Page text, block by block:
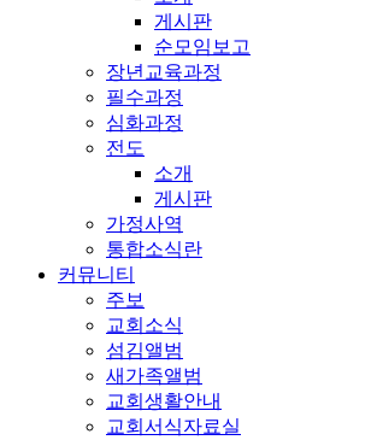
게시판
순모임보고
장년교육과정
필수과정
심화과정
전도
소개
게시판
가정사역
통합소식란
커뮤니티
주보
교회소식
섬김앨범
새가족앨범
교회생활안내
교회서식자료실